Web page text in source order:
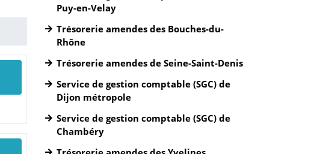
Puy-en-Velay
Trésorerie amendes des Bouches-du-
Rhône
Trésorerie amendes de Seine-Saint-Denis
Service de gestion comptable (SGC) de
Dijon métropole
Service de gestion comptable (SGC) de
Chambéry